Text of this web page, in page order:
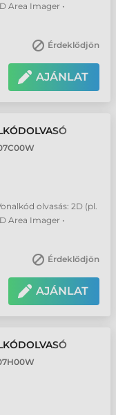
Area Imager •
Érdeklődjön
AJÁNLAT
olvasás: 2D (pl.
Area Imager •
Érdeklődjön
AJÁNLAT